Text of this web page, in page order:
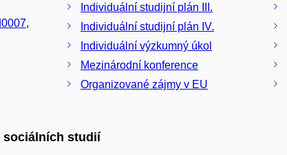
,
Individuální studijní plán III.
Individuální studijní plán IV.
Individuální výzkumný úkol
Mezinárodní konference
Organizované zájmy v EU
sociálních studií